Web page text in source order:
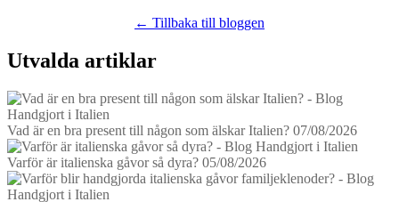
← Tillbaka till bloggen
Utvalda artiklar
Vad är en bra present till någon som älskar Italien? 07/08/2026
Varför är italienska gåvor så dyra? 05/08/2026